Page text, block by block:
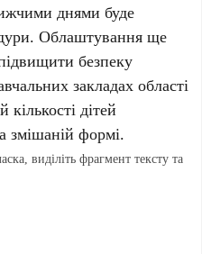
днями буде
Облаштування ще
безпеку
закладах області
дітей
змішаній формі.
виділіть фрагмент тексту та